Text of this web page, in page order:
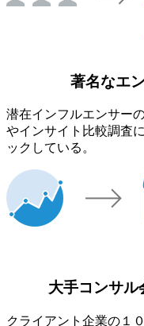
著名なエ
潜在インフルエンサー
やインサイト比較調査
ックしている。
大手コンサル
クライアント企業の１